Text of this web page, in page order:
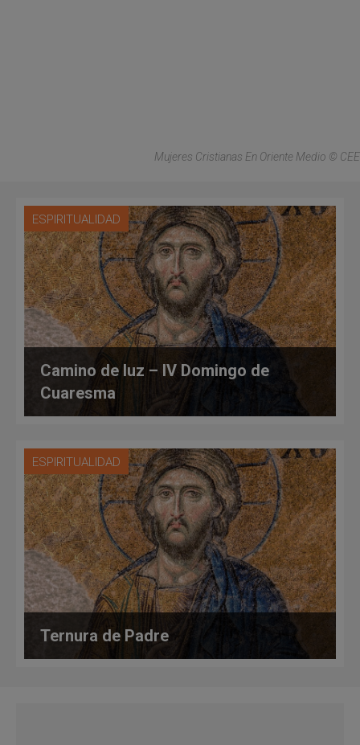
Mujeres Cristianas En Oriente Medio © CEE
ESPIRITUALIDAD
Camino de luz – IV Domingo de
Cuaresma
ESPIRITUALIDAD
Ternura de Padre